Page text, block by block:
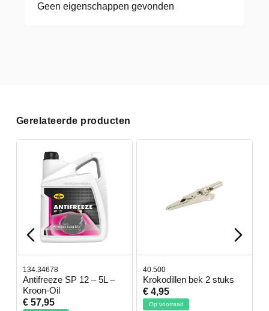
Geen eigenschappen gevonden
Gerelateerde producten
134.34678
Antifreeze SP 12 – 5L –
Kroon-Oil
€ 57,95
40.500
Krokodillen bek 2 stuks
€ 4,95
Op voorraad